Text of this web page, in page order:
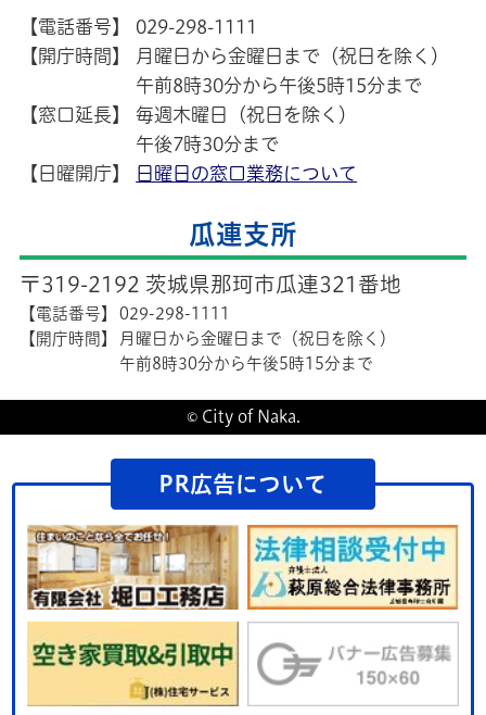
【電話番号】
029-298-1111
【開庁時間】
月曜日から金曜日まで（祝日を除く）
午前8時30分から午後5時15分まで
【窓口延長】
毎週木曜日（祝日を除く）
午後7時30分まで
【日曜開庁】
日曜日の窓口業務について
瓜連支所
〒319-2192 茨城県那珂市瓜連321番地
【電話番号】
029-298-1111
【開庁時間】
月曜日から金曜日まで（祝日を除く）
午前8時30分から午後5時15分まで
© City of Naka.
PR広告について